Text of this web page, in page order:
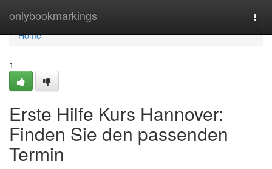
onlybookmarkings
Home
Home
1
Erste Hilfe Kurs Hannover:
Finden Sie den passenden
Termin